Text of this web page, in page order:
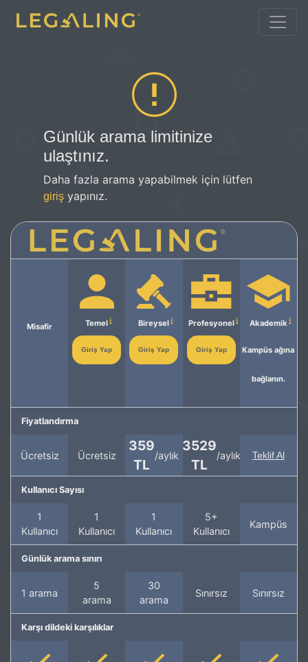
Günlük arama limitinize
ulaştınız.
Daha fazla arama yapabilmek için lütfen
giriş yapınız.
Misafir Temel
Giriş Yap
Bireysel
Giriş Yap
Profesyonel
Giriş Yap
Akademik
Kampüs ağına
bağlanın.
Fiyatlandırma
Ücretsiz Ücretsiz
359
TL
/aylık
3529
TL
/aylık Teklif Al
Kullanıcı Sayısı
1
Kullanıcı
1
Kullanıcı
1
Kullanıcı
5+
Kullanıcı
Kampüs
Günlük arama sınırı
1 arama
5
arama
30
arama
Sınırsız Sınırsız
Karşı dildeki karşılıklar